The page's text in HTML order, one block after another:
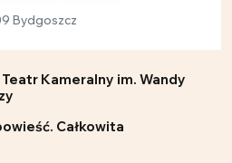
Bydgoszcz
Kameralny im. Wandy
Całkowita